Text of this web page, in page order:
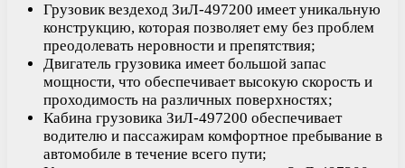
Грузовик вездеход ЗиЛ-497200 имеет уникальную
конструкцию, которая позволяет ему без проблем
преодолевать неровности и препятствия;
Двигатель грузовика имеет большой запас
мощности, что обеспечивает высокую скорость и
проходимость на различных поверхностях;
Кабина грузовика ЗиЛ-497200 обеспечивает
водителю и пассажирам комфортное пребывание в
автомобиле в течение всего пути;